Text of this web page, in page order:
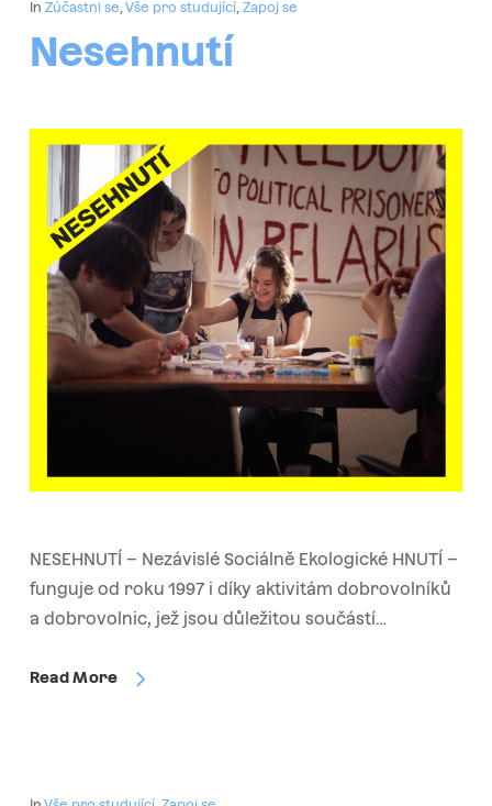
In Zúčastni se Vše pro studující, Zapoj se
Nesehnutí
NESEHNUTÍ – Nezávislé Sociálně Ekologické HNUTÍ –
funguje od roku 1997 i díky aktivitám dobrovolníků
a dobrovolnic, jež jsou důležitou součástí…
Read More